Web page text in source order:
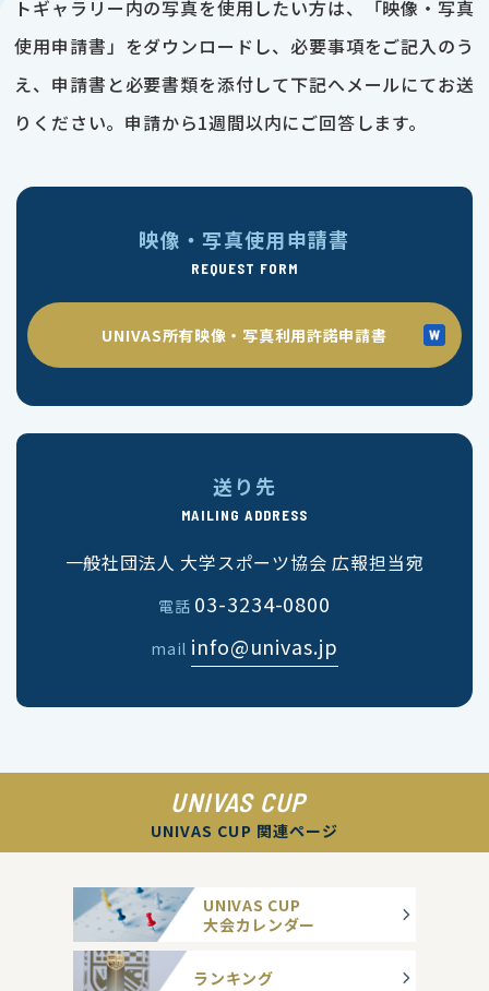
トギャラリー内の写真を使用したい方は、「映像・写真
使用申請書」をダウンロードし、必要事項をご記入のう
え、申請書と必要書類を添付して下記へメールにてお送
りください。申請から1週間以内にご回答します。
映像・写真使用申請書
REQUEST FORM
UNIVAS所有映像・写真利用許諾申請書
送り先
MAILING ADDRESS
一般社団法人 大学スポーツ協会 広報担当宛
電話 03-3234-0800
mail info@univas.jp
UNIVAS CUP
UNIVAS CUP 関連ページ
UNIVAS CUP
大会カレンダー
ランキング